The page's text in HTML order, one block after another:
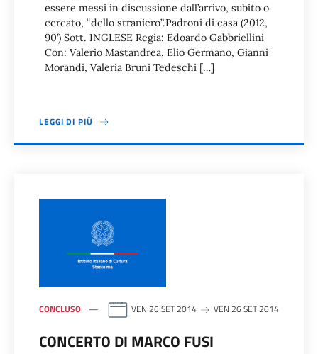
essere messi in discussione dall’arrivo, subito o
cercato, “dello straniero”.Padroni di casa (2012,
90’) Sott. INGLESE Regia: Edoardo Gabbriellini
Con: Valerio Mastandrea, Elio Germano, Gianni
Morandi, Valeria Bruni Tedeschi […]
LEGGI DI PIÙ
CONCLUSO VEN 26 SET 2014 VEN 26 SET 2014
CONCERTO DI MARCO FUSI